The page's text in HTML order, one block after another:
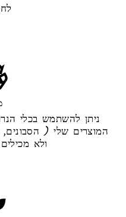
ניתן להשתמש בכלי
המוצרים שלי (
ולא